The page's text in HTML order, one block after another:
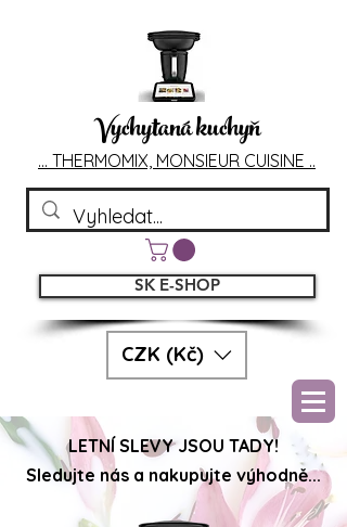
Vychytaná kuchyň
... THERMOMIX, MONSIEUR CUISINE ..
CZK (Kč)
SK E-SHOP
LETNÍ SLEVY JSOU TADY!
Sledujte nás a nakupujte výhodně...